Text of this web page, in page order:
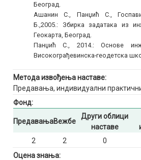
Београд.
Ашанин С., Панџић С.,
Б.,2005.: Збирка задатака из
Геокарта, Београд.
Панџић С., 2014.: Основе
Високограђевинска-геодетска
Метода извођења наставе:
Предавања, индивидуални
Фонд:
ПредавањаВежбе
Други облици
наставе
2
2 0
Оцена знања: